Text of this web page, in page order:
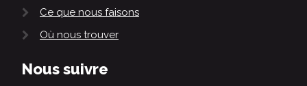
Ce que nous faisons
Où nous trouver
Nous suivre